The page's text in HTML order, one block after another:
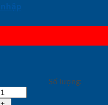
Số lượng: